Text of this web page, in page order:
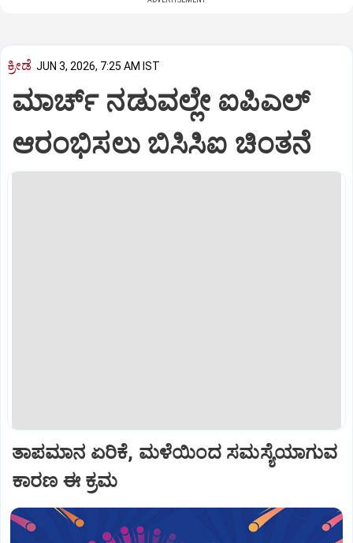
ಕ್ರೀಡೆ JUN 3, 2026, 7:25 AM IST
ಮಾರ್ಚ್‌ ನಡುವಲ್ಲೇ ಐಪಿಎಲ್‌
ಆರಂಭಿಸಲು ಬಿಸಿಸಿಐ ಚಿಂತನೆ
ತಾಪಮಾನ ಏರಿಕೆ, ಮಳೆಯಿಂದ ಸಮಸ್ಯೆಯಾಗುವ
ಕಾರಣ ಈ ಕ್ರಮ